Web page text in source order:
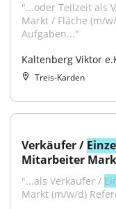
"...oder Teilzeit als
Markt / Fläche (m/
Aufgaben..."
Kaltenberg Viktor
Treis-Karden
Verkäufer /
Mitarbeiter
"...als Verkäufer /
Markt (m/w/d)